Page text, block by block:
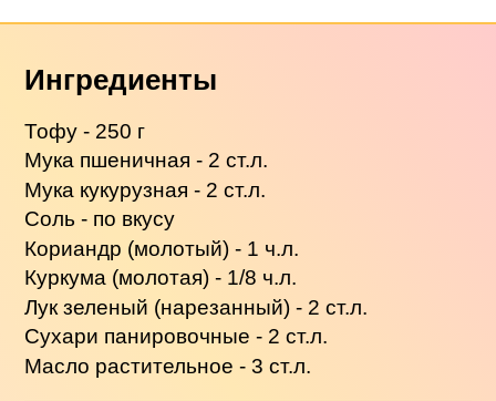
Ингредиенты
Тофу - 250 г
Мука пшеничная - 2 ст.л.
Мука кукурузная - 2 ст.л.
Соль - по вкусу
Кориандр (молотый) - 1 ч.л.
Куркума (молотая) - 1/8 ч.л.
Лук зеленый (нарезанный) - 2 ст.л.
Сухари панировочные - 2 ст.л.
Масло растительное - 3 ст.л.